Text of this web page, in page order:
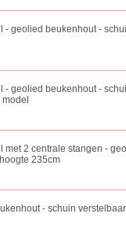
- geolied beukenhout -
- geolied beukenhout -
met 2 centrale stangen -
235cm
- schuin